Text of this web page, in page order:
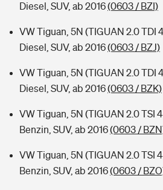
Diesel, SUV, ab 2016(0603 / BZI)
VW Tiguan, 5N (TIGUAN 2.0 TDI
Diesel, SUV, ab 2016(0603 / BZJ)
VW Tiguan, 5N (TIGUAN 2.0 TDI
Diesel, SUV, ab 2016(0603 / BZK)
VW Tiguan, 5N (TIGUAN 2.0 TSI
Benzin, SUV, ab 2016(0603 /
VW Tiguan, 5N (TIGUAN 2.0 TSI
Benzin, SUV, ab 2016(0603 /